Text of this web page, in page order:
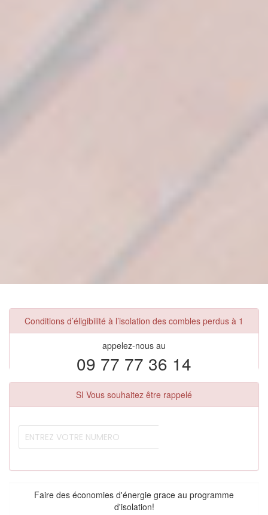
Conditions d’éligibilité à l’isolation des combles perdus à 1
appelez-nous au
09 77 77 36 14
SI Vous souhaitez être rappelé
Faire des économies d'énergie grace au programme
d'isolation!